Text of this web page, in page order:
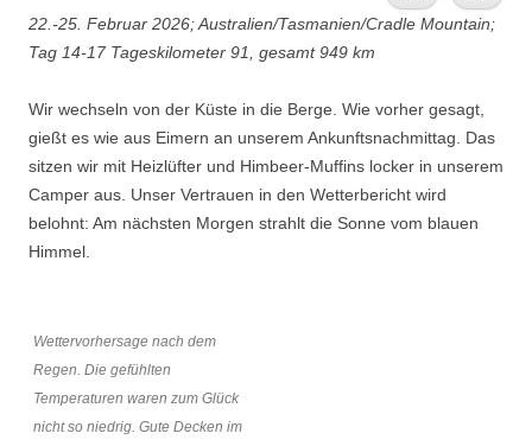
22.-25. Februar 2026; Australien/Tasmanien/Cradle Mountain;
Tag 14-17 Tageskilometer 91, gesamt 949 km
Wir wechseln von der Küste in die Berge. Wie vorher gesagt,
gießt es wie aus Eimern an unserem Ankunftsnachmittag. Das
sitzen wir mit Heizlüfter und Himbeer-Muffins locker in unserem
Camper aus. Unser Vertrauen in den Wetterbericht wird
belohnt: Am nächsten Morgen strahlt die Sonne vom blauen
Himmel.
Wettervorhersage nach dem
Regen. Die gefühlten
Temperaturen waren zum Glück
nicht so niedrig. Gute Decken im